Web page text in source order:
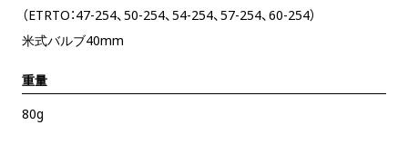
（ETRTO：47-254、50-254、54-254、57-254、60-254）
米式バルブ40mm
重量
80g